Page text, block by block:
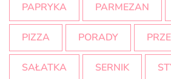
PAPRYKA PARMEZAN
PIZZA PORADY
SAŁATKA SERNIK